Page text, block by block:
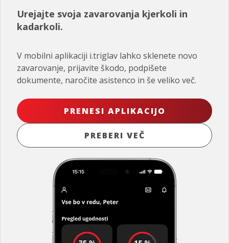
Urejajte svoja zavarovanja kjerkoli in
kadarkoli.
V mobilni aplikaciji i.triglav lahko sklenete novo
zavarovanje, prijavite škodo, podpišete
dokumente, naročite asistenco in še veliko več.
PRENESI APLIKACIJO
PREBERI VEČ